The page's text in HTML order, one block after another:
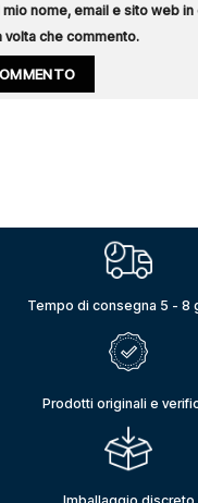
mio nome, email e sito web
volta che commento.
Tempo di consegna 5 - 8
Prodotti originali e